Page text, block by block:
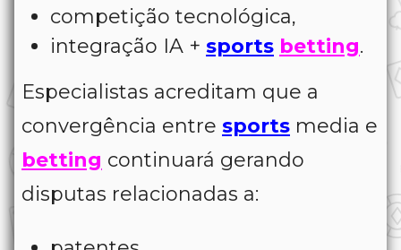
competição tecnológica,
integração IA + sports betting.
Especialistas acreditam que a
convergência entre sports media e
betting continuará gerando
disputas relacionadas a: